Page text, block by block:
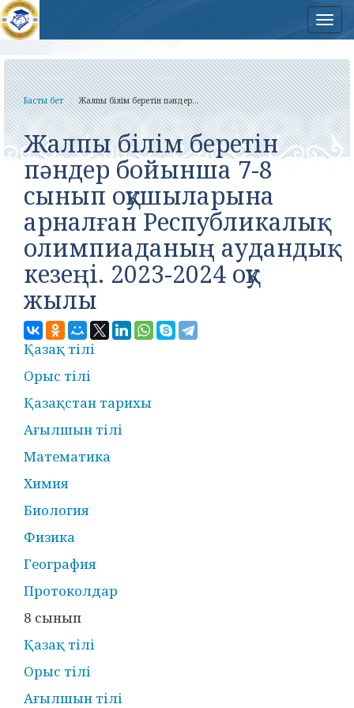
Басты бет Жалпы білім беретін пəндер...
Жалпы білім беретін
пəндер бойынша 7-8
сынып оқушыларына
арналған Республикалық
олимпиаданың аудандық
кезеңі. 2023-2024 оқу
жылы
Қазақ тілі
Орыс тілі
Қазақстан тарихы
Ағылшын тілі
Математика
Химия
Биология
Физика
География
Протоколдар
8 сынып
Қазақ тілі
Орыс тілі
Ағылшын тілі